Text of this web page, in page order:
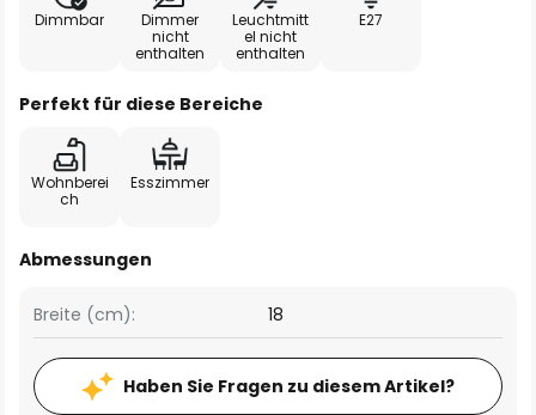
Dimmbar
Dimmer
nicht
enthalten
Leuchtmitt
el nicht
enthalten
E27
Perfekt für diese Bereiche
Wohnberei
ch
Esszimmer
Abmessungen
Breite (cm): 18
Haben Sie Fragen zu diesem Artikel?